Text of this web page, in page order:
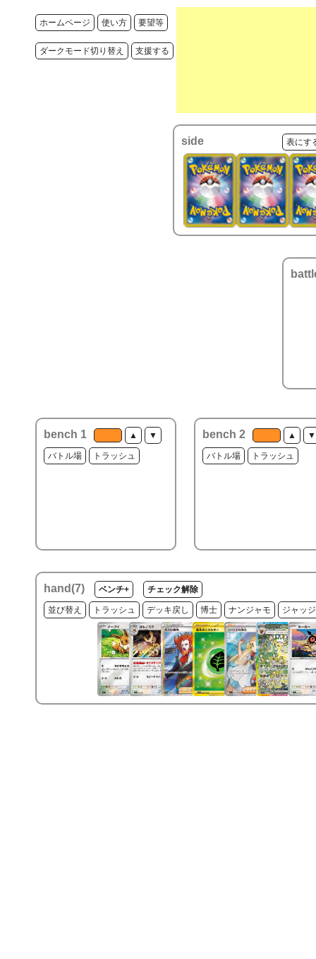
ホームページ 使い方 要望等
ダークモード切り替え 支援する
side 表にす
bench 1 ▲ ▼
バトル場 トラッシュ
bench 2 ▲ ▼
バトル場 トラッシュ
hand(7) ベンチ+ チェック解除
並び替え トラッシュ デッキ戻し 博士 ナンジャモ ジャッ